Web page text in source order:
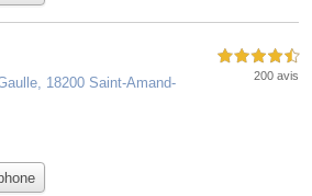
18200 Saint-Amand-
4,5 étoiles sur 5
200 avis